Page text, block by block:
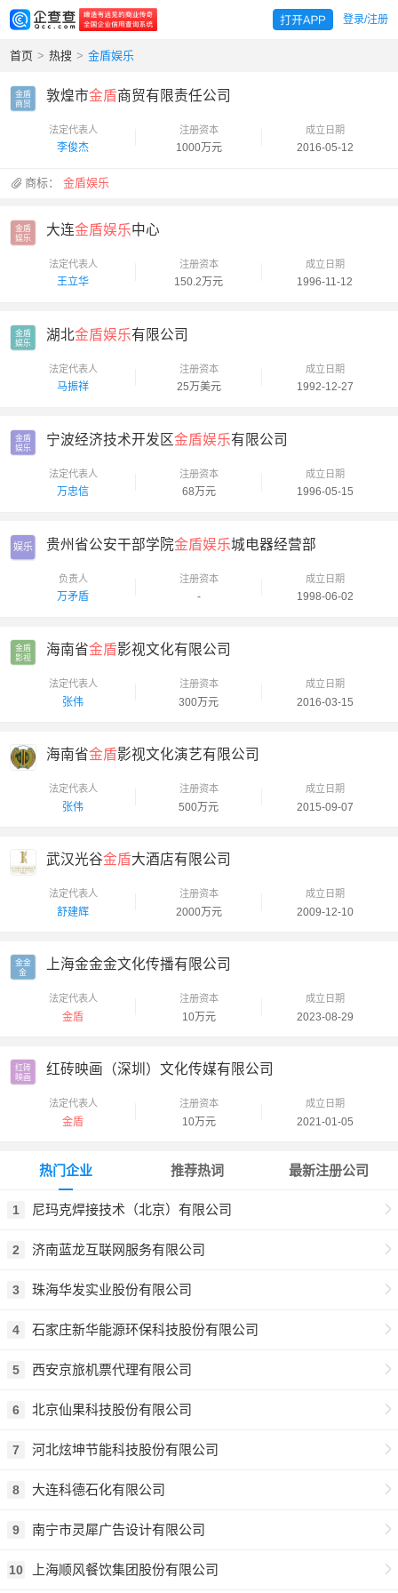
登录/注册
首页 > 热搜 > 金盾娱乐
金盾
商贸
敦煌市金盾商贸有限责任公司
法定代表人
李俊杰
注册资本
1000万元
成立日期
2016-05-12
商标：金盾娱乐
金盾
娱乐
大连金盾娱乐中心
法定代表人
王立华
注册资本
150.2万元
成立日期
1996-11-12
金盾
娱乐
湖北金盾娱乐有限公司
法定代表人
马振祥
注册资本
25万美元
成立日期
1992-12-27
金盾
娱乐
宁波经济技术开发区金盾娱乐有限公司
法定代表人
万忠信
注册资本
68万元
成立日期
1996-05-15
娱乐 贵州省公安干部学院金盾娱乐城电器经营部
负责人
万矛盾
注册资本
-
成立日期
1998-06-02
金盾
影视
海南省金盾影视文化有限公司
法定代表人
张伟
注册资本
300万元
成立日期
2016-03-15
海南省金盾影视文化演艺有限公司
法定代表人
张伟
注册资本
500万元
成立日期
2015-09-07
武汉光谷金盾大酒店有限公司
法定代表人
舒建辉
注册资本
2000万元
成立日期
2009-12-10
金金
金
上海金金金文化传播有限公司
法定代表人
金盾
注册资本
10万元
成立日期
2023-08-29
红砖
映画
红砖映画（深圳）文化传媒有限公司
法定代表人
金盾
注册资本
10万元
成立日期
2021-01-05
热门企业
1 尼玛克焊接技术（北京）有限公司
2 济南蓝龙互联网服务有限公司
3 珠海华发实业股份有限公司
4 石家庄新华能源环保科技股份有限公司
5 西安京旅机票代理有限公司
6 北京仙果科技股份有限公司
7 河北炫坤节能科技股份有限公司
8 大连科德石化有限公司
9 南宁市灵犀广告设计有限公司
10 上海顺风餐饮集团股份有限公司
推荐热词 最新注册公司